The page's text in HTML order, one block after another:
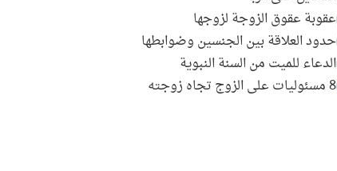
عقوبة عقوق الزوجة لزوجها
حدود العلاقة بين الجنسين وضوابطها
الدعاء للميت من السنة النبوية
8 مسئوليات على الزوج تجاه زوجته